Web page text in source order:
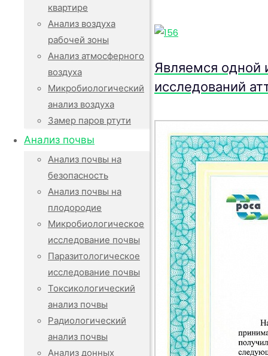
квартире
Анализ воздуха
рабочей зоны
Анализ атмосферного
воздуха
Микробиологический
анализ воздуха
Замер паров ртути
Анализ почвы
Анализ почвы на
безопасность
Анализ почвы на
плодородие
Микробиологическое
исследование почвы
Паразитологическое
исследование почвы
Токсикологический
анализ почвы
Радиологический
анализ почвы
Анализ донных
Являемся одной
исследований